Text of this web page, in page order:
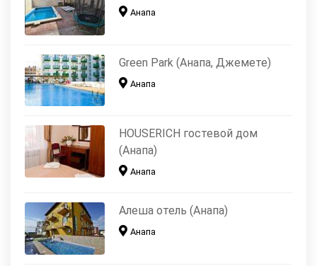
Анапа
Green Park (Анапа, Джемете)
Анапа
HOUSERICH гостевой дом
(Анапа)
Анапа
Алеша отель (Анапа)
Анапа